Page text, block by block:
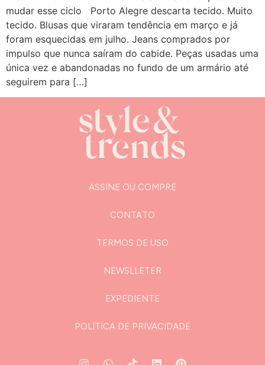
mudar esse ciclo Porto Alegre descarta tecido. Muito
tecido. Blusas que viraram tendência em março e já
foram esquecidas em julho. Jeans comprados por
impulso que nunca saíram do cabide. Peças usadas uma
única vez e abandonadas no fundo de um armário até
seguirem para […]
ASSINE OU COMPRE
CONTATO
TERMOS DE USO
NEWSLLETER
EXPEDIENTE
POLÍTICA DE PRIVACIDADE